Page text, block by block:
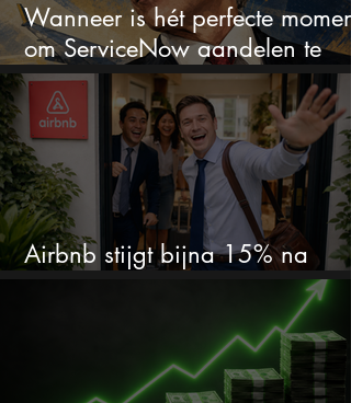
Wanneer is hét perfecte moment
om ServiceNow aandelen te
kopen?
Airbnb stijgt bijna 15% na
cijfers: vooral dit AI-cijfer valt op